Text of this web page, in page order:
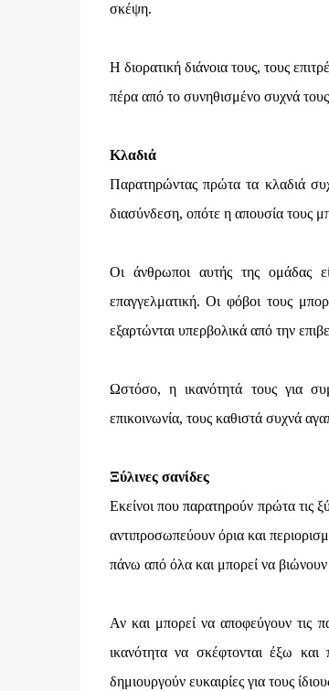
σκέψη.
Η διορατική διάνοια τους, τους
πέρα από το συνηθισμένο συχνά τους
Κλαδιά
Παρατηρώντας πρώτα τα κλαδιά
διασύνδεση, οπότε η απουσία τους
Οι άνθρωποι αυτής της ομάδας
επαγγελματική. Οι φόβοι τους
εξαρτώνται υπερβολικά από την
Ωστόσο, η ικανότητά τους για
επικοινωνία, τους καθιστά συχνά
Ξύλινες σανίδες
Εκείνοι που παρατηρούν πρώτα τις
αντιπροσωπεύουν όρια και
πάνω από όλα και μπορεί να βιώνουν
Αν και μπορεί να αποφεύγουν τις
ικανότητα να σκέφτονται έξω
δημιουργούν ευκαιρίες για τους